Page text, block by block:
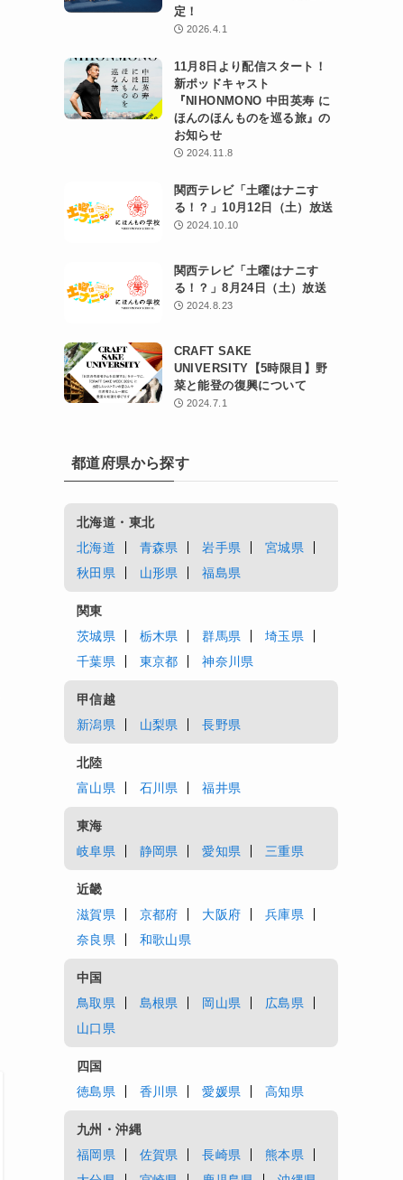
定！
2026.4.1
11月8日より配信スタート！
新ポッドキャスト
『NIHONMONO 中田英寿 に
ほんのほんものを巡る旅』の
お知らせ
2024.11.8
関西テレビ「土曜はナニす
る！？」10月12日（土）放送
2024.10.10
関西テレビ「土曜はナニす
る！？」8月24日（土）放送
2024.8.23
CRAFT SAKE
UNIVERSITY【5時限目】野
菜と能登の復興について
2024.7.1
都道府県から探す
北海道・東北
北海道
青森県 岩手県
宮城県
秋田県
山形県 福島県
関東
茨城県
栃木県 群馬県
埼玉県
千葉県
東京都 神奈川県
甲信越
新潟県
山梨県 長野県
北陸
富山県
石川県 福井県
東海
岐阜県
静岡県 愛知県 三重県
近畿
滋賀県
京都府 大阪府
兵庫県
奈良県
和歌山県
中国
鳥取県
島根県 岡山県
広島県
山口県
四国
徳島県
香川県 愛媛県 高知県
九州・沖縄
福岡県
佐賀県 長崎県
熊本県